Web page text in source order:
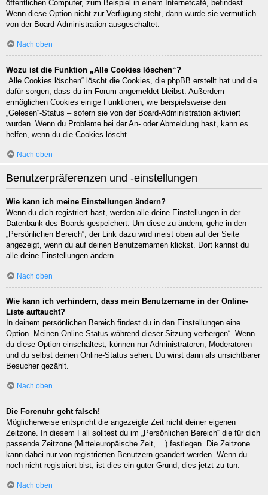
öffentlichen Computer, zum Beispiel in einem Internetcafé, befindest.
Wenn diese Option nicht zur Verfügung steht, dann wurde sie vermutlich
von der Board-Administration ausgeschaltet.
Nach oben
Wozu ist die Funktion „Alle Cookies löschen“?
„Alle Cookies löschen“ löscht die Cookies, die phpBB erstellt hat und die
dafür sorgen, dass du im Forum angemeldet bleibst. Außerdem
ermöglichen Cookies einige Funktionen, wie beispielsweise den
„Gelesen“-Status – sofern sie von der Board-Administration aktiviert
wurden. Wenn du Probleme bei der An- oder Abmeldung hast, kann es
helfen, wenn du die Cookies löscht.
Nach oben
Benutzerpräferenzen und -einstellungen
Wie kann ich meine Einstellungen ändern?
Wenn du dich registriert hast, werden alle deine Einstellungen in der
Datenbank des Boards gespeichert. Um diese zu ändern, gehe in den
„Persönlichen Bereich“; der Link dazu wird meist oben auf der Seite
angezeigt, wenn du auf deinen Benutzernamen klickst. Dort kannst du
alle deine Einstellungen ändern.
Nach oben
Wie kann ich verhindern, dass mein Benutzername in der Online-
Liste auftaucht?
In deinem persönlichen Bereich findest du in den Einstellungen eine
Option „Meinen Online-Status während dieser Sitzung verbergen“. Wenn
du diese Option einschaltest, können nur Administratoren, Moderatoren
und du selbst deinen Online-Status sehen. Du wirst dann als unsichtbarer
Besucher gezählt.
Nach oben
Die Forenuhr geht falsch!
Möglicherweise entspricht die angezeigte Zeit nicht deiner eigenen
Zeitzone. In diesem Fall solltest du im „Persönlichen Bereich“ die für dich
passende Zeitzone (Mitteleuropäische Zeit, ...) festlegen. Die Zeitzone
kann dabei nur von registrierten Benutzern geändert werden. Wenn du
noch nicht registriert bist, ist dies ein guter Grund, dies jetzt zu tun.
Nach oben